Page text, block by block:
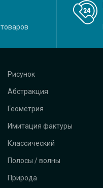
Рисунок
Абстракция
Геометрия
Имитация фактуры
Классический
Полосы / волны
Природа